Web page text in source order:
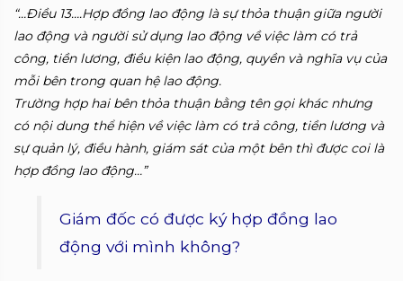
“…Điều 13….Hợp đồng lao động là sự thỏa thuận giữa người
lao động và người sử dụng lao động về việc làm có trả
công, tiền lương, điều kiện lao động, quyền và nghĩa vụ của
mỗi bên trong quan hệ lao động.
Trường hợp hai bên thỏa thuận bằng tên gọi khác nhưng
có nội dung thể hiện về việc làm có trả công, tiền lương và
sự quản lý, điều hành, giám sát của một bên thì được coi là
hợp đồng lao động…”
Giám đốc có được ký hợp đồng lao
động với mình không?